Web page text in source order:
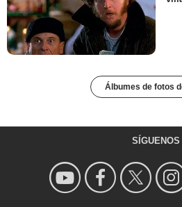
Álbumes de fotos
SÍGUENOS